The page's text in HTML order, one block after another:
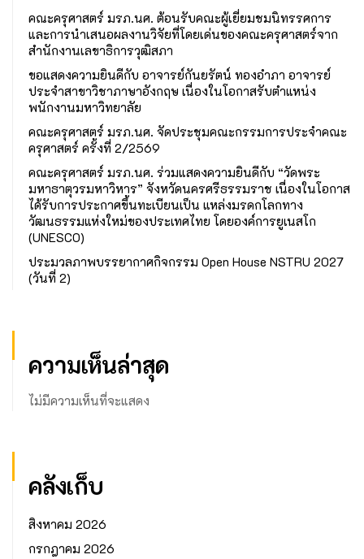
คณะครุศาสตร์ มรภ.นศ. ต้อนรับคณะผู้เยี่ยมชมนิทรรศการ
และการนำเสนอผลงานวิจัยที่โดยเด่นของคณะครุศาสตร์จาก
สำนักงานเลขาธิการวุฒิสภา
ขอแสดงความยินดีกับ อาจารย์กันยรัตน์ ทองอำภา อาจารย์
ประจำสาขาวิชาภาษาอังกฤษ เนื่องในโอกาสรับตำแหน่ง
พนักงานมหาวิทยาลัย
คณะครุศาสตร์ มรภ.นศ. จัดประชุมคณะกรรมการประจำคณะ
ครุศาสตร์ ครั้งที่ 2/2569
คณะครุศาสตร์ มรภ.นศ. ร่วมแสดงความยินดีกับ “วัดพระ
มหาธาตุวรมหาวิหาร” จังหวัดนครศรีธรรมราช เนื่องในโอกาส
ได้รับการประกาศขึ้นทะเบียนเป็น แหล่งมรดกโลกทาง
วัฒนธรรมแห่งใหม่ของประเทศไทย โดยองค์การยูเนสโก
(UNESCO)
ประมวลภาพบรรยากาศกิจกรรม Open House NSTRU 2027
(วันที่ 2)
ความเห็นล่าสุด
ไม่มีความเห็นที่จะแสดง
คลังเก็บ
สิงหาคม 2026
กรกฎาคม 2026